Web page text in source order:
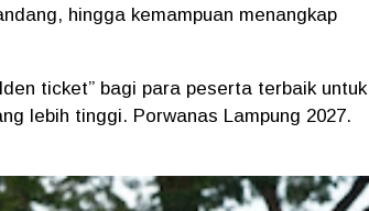
hingga kemampuan menangkap
ticket” bagi para peserta terbaik untuk
lebih tinggi. Porwanas Lampung 2027.